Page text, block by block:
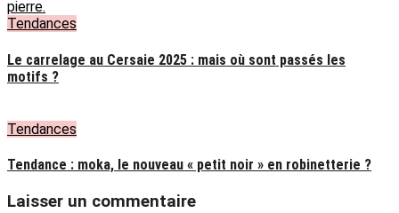
Tendances
Le carrelage au Cersaie 2025 : mais où sont passés les
motifs ?
Tendances
Tendance : moka, le nouveau « petit noir » en robinetterie ?
Laisser un commentaire